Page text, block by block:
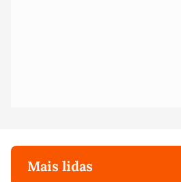
Mais lidas